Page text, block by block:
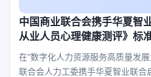
中国商业联合会携手华夏智
从业人员心理健康测评》标
在“数字化人力资源服务高质量发
联合会人力工委携手华夏智业联合